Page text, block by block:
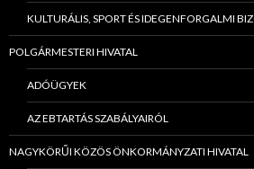
KULTURÁLIS, SPORT ÉS IDEGENFORGALMI
POLGÁRMESTERI HIVATAL
ADÓÜGYEK
AZ EBTARTÁS SZABÁLYAIRÓL
NAGYKÖRŰI KÖZÖS ÖNKORMÁNYZATI HIVATAL